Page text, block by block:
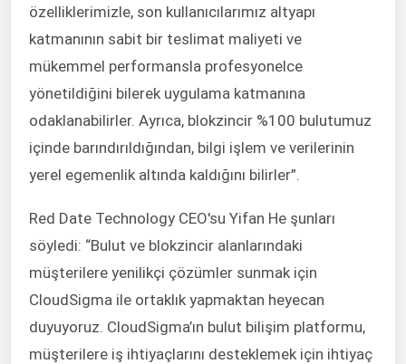
özelliklerimizle, son kullanıcılarımız altyapı
katmanının sabit bir teslimat maliyeti ve
mükemmel performansla profesyonelce
yönetildiğini bilerek uygulama katmanına
odaklanabilirler. Ayrıca, blokzincir %100 bulutumuz
içinde barındırıldığından, bilgi işlem ve verilerinin
yerel egemenlik altında kaldığını bilirler”.
Red Date Technology CEO'su Yifan He şunları
söyledi: “Bulut ve blokzincir alanlarındaki
müşterilere yenilikçi çözümler sunmak için
CloudSigma ile ortaklık yapmaktan heyecan
duyuyoruz. CloudSigma’ın bulut bilişim platformu,
müşterilere iş ihtiyaçlarını desteklemek için ihtiyaç